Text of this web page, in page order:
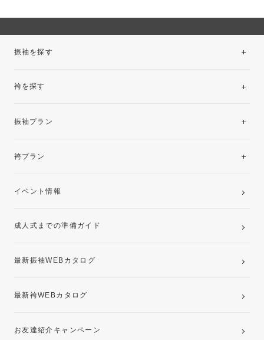
振袖を探す
袴を探す
振袖プラン
レンタルプラン
袴プラン
卒業袴レンタルプラン
イベント情報
成人式までの準備ガイド
最新振袖WEBカタログ
最新袴WEBカタログ
お友達紹介キャンペーン